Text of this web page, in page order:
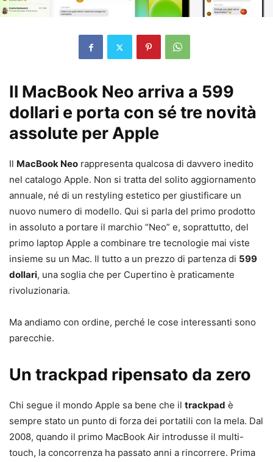
Il MacBook Neo arriva a 599
dollari e porta con sé tre novità
assolute per Apple
Il MacBook Neo rappresenta qualcosa di davvero inedito
nel catalogo Apple. Non si tratta del solito aggiornamento
annuale, né di un restyling estetico per giustificare un
nuovo numero di modello. Qui si parla del primo prodotto
in assoluto a portare il marchio “Neo” e, soprattutto, del
primo laptop Apple a combinare tre tecnologie mai viste
insieme su un Mac. Il tutto a un prezzo di partenza di 599
dollari, una soglia che per Cupertino è praticamente
rivoluzionaria.
Ma andiamo con ordine, perché le cose interessanti sono
parecchie.
Un trackpad ripensato da zero
Chi segue il mondo Apple sa bene che il trackpad è
sempre stato un punto di forza dei portatili con la mela. Dal
2008, quando il primo MacBook Air introdusse il multi-
touch, la concorrenza ha passato anni a rincorrere. Prima